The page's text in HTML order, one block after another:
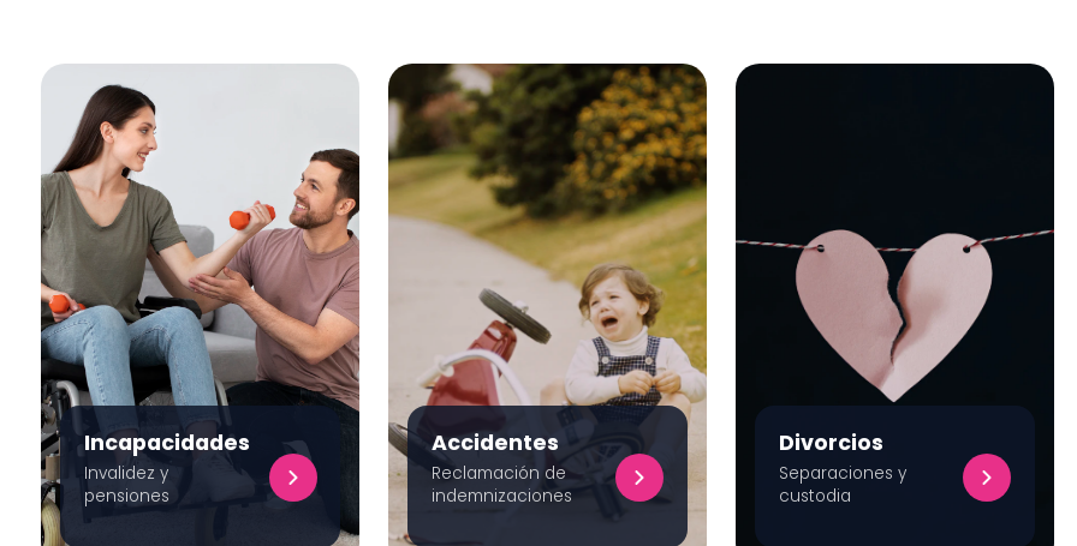
Incapacidades
Invalidez y
pensiones
Accidentes
Reclamación de
indemnizaciones
Divorcios
Separaciones y
custodia